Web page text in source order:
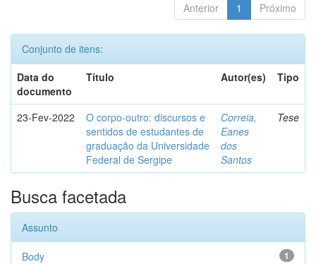
Anterior 1 Próximo
Conjunto de itens:
Data do
documento
Título Autor(es) Tipo
23-Fev-2022
O corpo-outro: discursos e
sentidos de estudantes de
graduação da Universidade
Federal de Sergipe
Correia,
Eanes
dos
Santos
Tese
Busca facetada
Assunto
1
Body